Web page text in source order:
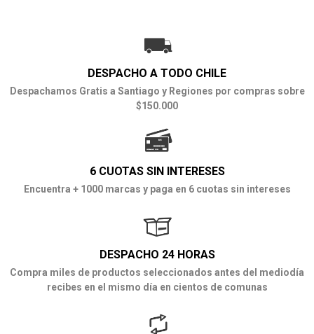
DESPACHO A TODO CHILE
Despachamos Gratis a Santiago y Regiones por compras sobre
$150.000
6 CUOTAS SIN INTERESES
Encuentra + 1000 marcas y paga en 6 cuotas sin intereses
DESPACHO 24 HORAS
Compra miles de productos seleccionados antes del mediodía
recibes en el mismo día en cientos de comunas